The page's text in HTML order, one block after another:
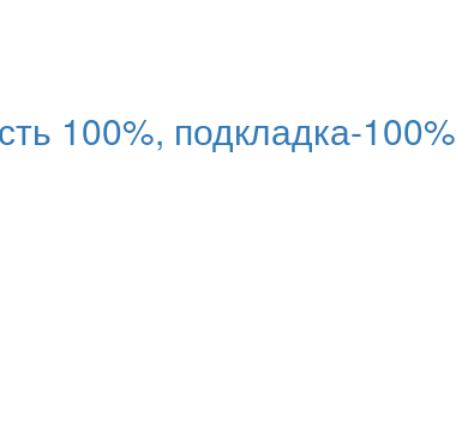
100%, подкладка-100%